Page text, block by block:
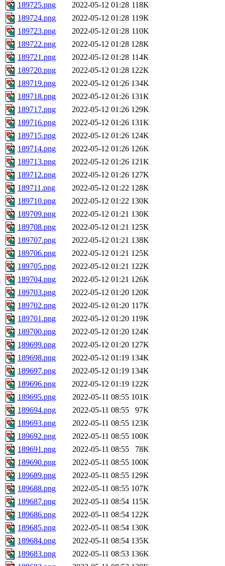
189725.png
2022-05-12 01:28 118K
189724.png
2022-05-12 01:28 119K
189723.png
2022-05-12 01:28 110K
189722.png
2022-05-12 01:28 128K
189721.png
2022-05-12 01:28 114K
189720.png
2022-05-12 01:28 122K
189719.png
2022-05-12 01:26 134K
189718.png
2022-05-12 01:26 131K
189717.png
2022-05-12 01:26 129K
189716.png
2022-05-12 01:26 131K
189715.png
2022-05-12 01:26 124K
189714.png
2022-05-12 01:26 126K
189713.png
2022-05-12 01:26 121K
189712.png
2022-05-12 01:26 127K
189711.png
2022-05-12 01:22 128K
189710.png
2022-05-12 01:22 130K
189709.png
2022-05-12 01:21 130K
189708.png
2022-05-12 01:21 125K
189707.png
2022-05-12 01:21 138K
189706.png
2022-05-12 01:21 125K
189705.png
2022-05-12 01:21 122K
189704.png
2022-05-12 01:21 126K
189703.png
2022-05-12 01:20 120K
189702.png
2022-05-12 01:20 117K
189701.png
2022-05-12 01:20 119K
189700.png
2022-05-12 01:20 124K
189699.png
2022-05-12 01:20 127K
189698.png
2022-05-12 01:19 134K
189697.png
2022-05-12 01:19 134K
189696.png
2022-05-12 01:19 122K
189695.png
2022-05-11 08:55 101K
189694.png
2022-05-11 08:55
97K
189693.png
2022-05-11 08:55 123K
189692.png
2022-05-11 08:55 100K
189691.png
2022-05-11 08:55
78K
189690.png
2022-05-11 08:55 100K
189689.png
2022-05-11 08:55 129K
189688.png
2022-05-11 08:55 107K
189687.png
2022-05-11 08:54 115K
189686.png
2022-05-11 08:54 122K
189685.png
2022-05-11 08:54 130K
189684.png
2022-05-11 08:54 135K
189683.png
2022-05-11 08:53 136K